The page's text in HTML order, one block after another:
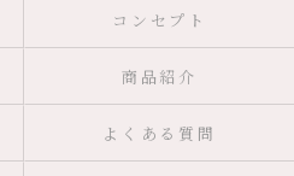
コンセプト
商品紹介
よくある質問